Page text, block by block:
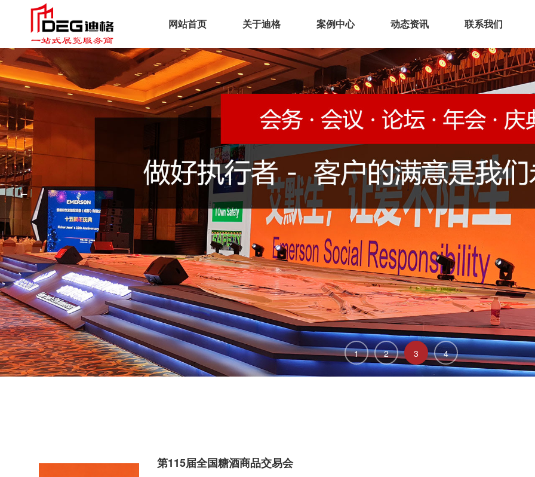
网站首页 关于迪格
企业介绍
文化理念
荣誉资质
工厂实景
服务范围
案例中心
展厅空间
展会展台
会议活动
环保展具
动态资讯 联系我们
1 2 3 4
←
第115届全国糖酒商品交易会